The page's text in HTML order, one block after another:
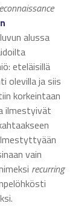
alussa
eteläisillä
olevilla ja siis
korkeintaan
ilmestyivät
vain
recurring